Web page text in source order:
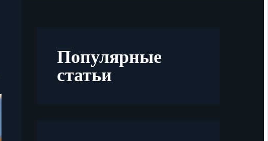
Популярные
статьи